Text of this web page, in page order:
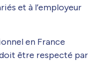
et à l’employeur
en France
doit être respecté par